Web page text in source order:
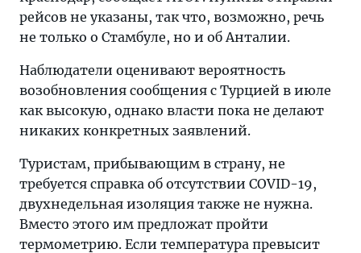
рейсов не указаны, так что, возможно, речь
не только о Стамбуле, но и об Анталии.
Наблюдатели оценивают вероятность
возобновления сообщения с Турцией в июле
как высокую, однако власти пока не делают
никаких конкретных заявлений.
Туристам, прибывающим в страну, не
требуется справка об отсутствии COVID-19,
двухнедельная изоляция также не нужна.
Вместо этого им предложат пройти
термометрию. Если температура превысит